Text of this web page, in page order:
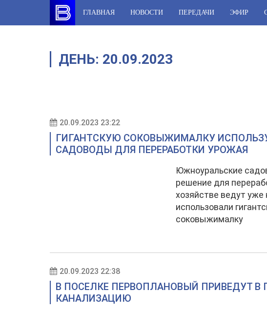
content
ГЛАВНАЯ НОВОСТИ ПЕРЕДАЧИ ЭФИР
ДЕНЬ: 20.09.2023
20.09.2023 23:22
ГИГАНТСКУЮ СОКОВЫЖИМАЛКУ
САДОВОДЫ ДЛЯ ПЕРЕРАБОТКИ УРОЖАЯ
Южноуральские
решение для
хозяйстве ведут
использовали
соковыжималку
20.09.2023 22:38
В ПОСЕЛКЕ ПЕРВОПЛАНОВЫЙ ПРИВЕДУТ В
КАНАЛИЗАЦИЮ